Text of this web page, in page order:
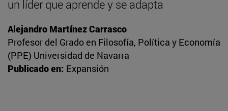
un líder que aprende y se adapta
Alejandro Martínez Carrasco
Profesor del Grado en Filosofía, Política y Economía
(PPE) Universidad de Navarra
Publicado en: Expansión